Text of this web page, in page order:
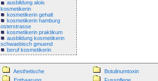
ausbildung alois
kosmetikerin
kosmetikerin gehalt
kosmetikerin hamburg
osterstrasse
kosmetikerin praktikum
ausbildung kosmetikerin
schwaebisch gmuend
beruf kosmetikerin
Aesthetische Botulinumtoxin